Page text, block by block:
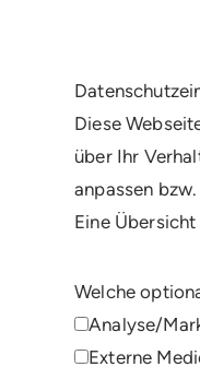
Diese
über Ihr
anpassen
Eine
Welche
Analyse/
Externe